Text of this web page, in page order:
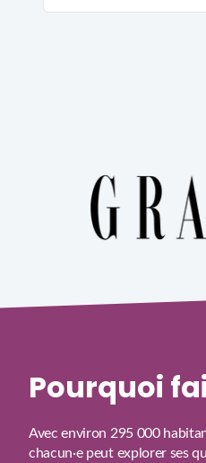
Pourquoi
Avec environ 295 000
chacun·e peut explorer ses